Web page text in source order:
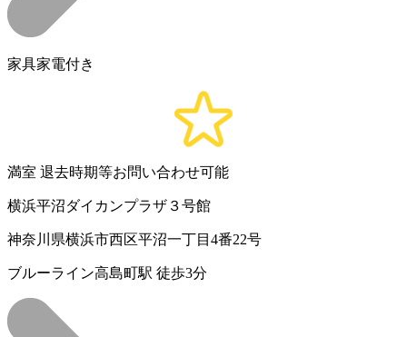
家具家電付き
満室 退去時期等お問い合わせ可能
横浜平沼ダイカンプラザ３号館
神奈川県横浜市西区平沼一丁目4番22号
ブルーライン高島町駅 徒歩3分